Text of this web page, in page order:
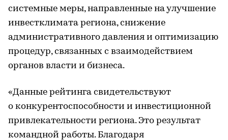
системные меры, направленные на улучшение
инвестклимата региона, снижение
административного давления и оптимизацию
процедур, связанных с взаимодействием
органов власти и бизнеса.
«Данные рейтинга свидетельствуют
о конкурентоспособности и инвестиционной
привлекательности региона. Это результат
командной работы. Благодаря